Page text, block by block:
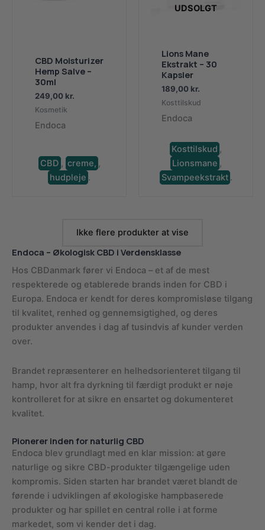
CBD Moisturizer
Hemp Salve –
30ml
249,00 kr.
Kosmetik
Endoca
CBD , creme, ,
hudpleje .
UDSOLGT
Lions Mane
Ekstrakt – 30
Kapsler
189,00 kr.
Kosttilskud
Endoca
Kosttilskud ,
Lionsmane ,
Svampeekstrakt .
Ikke flere produkter at vise
Endoca – Økologisk CBD i Verdensklasse
Hos CBDanmark fører vi Endoca – et af de mest
respekterede og etablerede brands inden for CBD i
Europa. Endoca er kendt for deres kompromisløse tilgang
til kvalitet, renhed og gennemsigtighed, og deres
produkter anvendes i dag af tusindvis af kunder verden
over.
Brandet repræsenterer en helhedsorienteret tilgang til
hamp, hvor alt fra dyrkning til færdigt produkt er nøje
kontrolleret for at sikre en ensartet og dokumenteret
kvalitet.
Pionerer inden for naturlig CBD
Endoca blev grundlagt med en klar mission: at gøre
naturlige og sikre CBD-produkter tilgængelige uden
kompromis. Siden starten har brandet været blandt de
førende i udviklingen af økologiske hampbaserede
produkter og har spillet en central rolle i at forme
markedet, som vi kender det i dag.